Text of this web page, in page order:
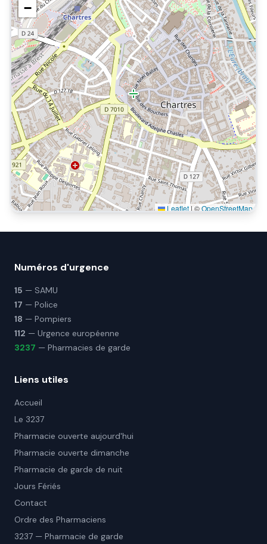
−
Leaflet | ©OpenStreetMap
Numéros d'urgence
15 — SAMU
17 — Police
18 — Pompiers
112 — Urgence européenne
3237 — Pharmacies de garde
Liens utiles
Accueil
Le 3237
Pharmacie ouverte aujourd'hui
Pharmacie ouverte dimanche
Pharmacie de garde de nuit
Jours Fériés
Contact
Ordre des Pharmaciens
3237 — Pharmacie de garde